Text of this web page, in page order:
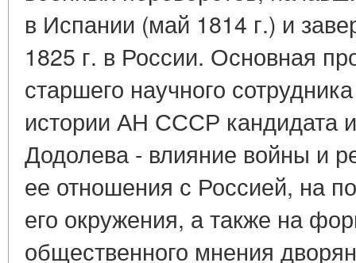
в Испании (май 1814 г.) и
1825 г. в России. Основная
старшего научного
истории АН СССР кандидата
Додолева - влияние войны и
ее отношения с Россией, на
его окружения, а также на
общественного мнения